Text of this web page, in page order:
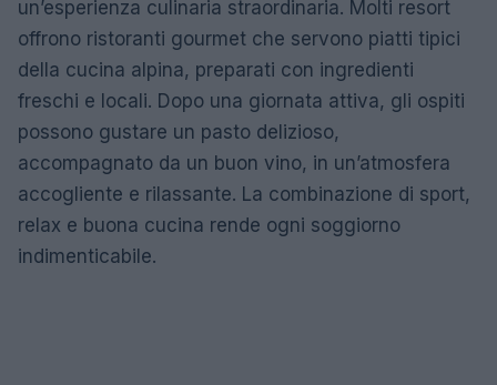
un’esperienza culinaria straordinaria. Molti resort
offrono ristoranti gourmet che servono piatti tipici
della cucina alpina, preparati con ingredienti
freschi e locali. Dopo una giornata attiva, gli ospiti
possono gustare un pasto delizioso,
accompagnato da un buon vino, in un’atmosfera
accogliente e rilassante. La combinazione di sport,
relax e buona cucina rende ogni soggiorno
indimenticabile.